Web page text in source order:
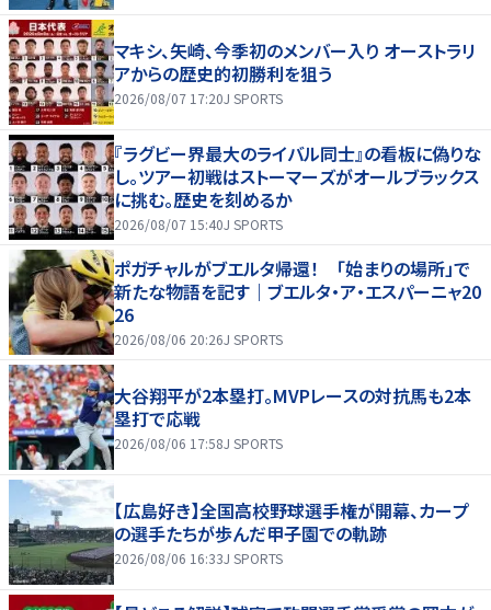
マキシ、矢崎、今季初のメンバー入り オーストラリ
アからの歴史的初勝利を狙う
2026/08/07 17:20J SPORTS
『ラグビー界最大のライバル同士』の看板に偽りな
し。ツアー初戦はストーマーズがオールブラックス
に挑む。歴史を刻めるか
2026/08/07 15:40J SPORTS
ポガチャルがブエルタ帰還！ 「始まりの場所」で
新たな物語を記す｜ブエルタ・ア・エスパーニャ20
26
2026/08/06 20:26J SPORTS
大谷翔平が2本塁打。MVPレースの対抗馬も2本
塁打で応戦
2026/08/06 17:58J SPORTS
【広島好き】全国高校野球選手権が開幕、カープ
の選手たちが歩んだ甲子園での軌跡
2026/08/06 16:33J SPORTS